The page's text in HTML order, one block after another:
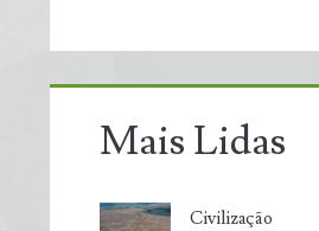
Mais Lidas
Civilização